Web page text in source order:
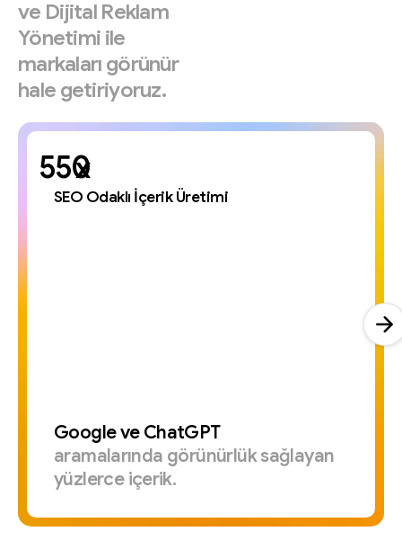
ve Dijital Reklam
Yönetimi ile
markaları görünür
hale getiriyoruz.
x
SEO Odaklı İçerik Üretimi
GoogleveChatGPT
aramalarında görünürlüksağlayan
yüzlerceiçerik.